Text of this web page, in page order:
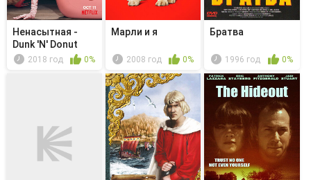
Ненасытная -
Dunk 'N' Donut
2018 год 0%
Марли и я
2008 год 0%
Братва
1996 год 0%